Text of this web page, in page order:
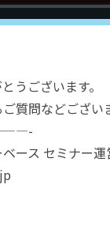
うございます。
質問などござ
ベース セミナー